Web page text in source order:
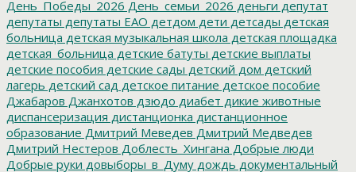
День_Победы_2026 День_семьи_2026 деньги депутат
депутаты депутаты ЕАО детдом дети детсады детская
больница детская музыкальная школа детская площадка
детская_больница детские батуты детские выплаты
детские пособия детские сады детский дом детский
лагерь детский сад детское питание детское пособие
Джабаров Джанхотов дзюдо диабет дикие животные
диспансеризация дистанционка дистанционное
образование Дмитрий Меведев Дмитрий Медведев
Дмитрий Нестеров Доблесть_Хингана Добрые люди
Добрые руки довыборы_в_Думу дождь документальный